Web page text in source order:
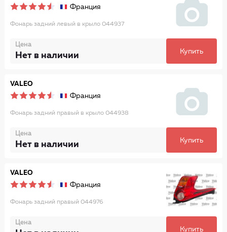
Франция
Фонарь задний левый в крыло 044937
Цена
Нет в наличии Купить
VALEO
Франция
Фонарь задний правый в крыло 044938
Цена
Нет в наличии Купить
VALEO
Франция
Фонарь задний правый 044976
Цена
Купить